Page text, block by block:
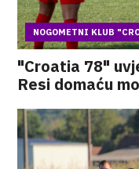
NOGOMETNI KLUB
"Croatia 78"
Resi domaću